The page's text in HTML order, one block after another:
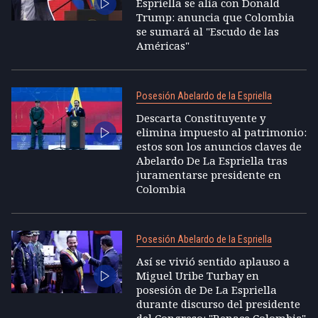
Trump: anuncia que Colombia
se sumará al "Escudo de las
Américas"
Posesión Abelardo de la Espriella
Descarta Constituyente y
elimina impuesto al patrimonio:
estos son los anuncios claves de
Abelardo De La Espriella tras
juramentarse presidente en
Colombia
Posesión Abelardo de la Espriella
Así se vivió sentido aplauso a
Miguel Uribe Turbay en
posesión de De La Espriella
durante discurso del presidente